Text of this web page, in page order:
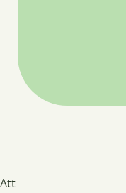
Att